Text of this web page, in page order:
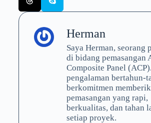
Herman
Saya Herman, seorang
di bidang pemasangan
Composite Panel
pengalaman bertahun-
berkomitmen
pemasangan yang rapi,
berkualitas, dan tahan
setiap proyek.